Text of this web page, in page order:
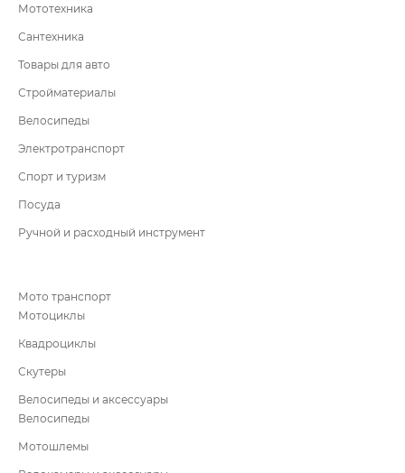
Мототехника
Сантехника
Товары для авто
Стройматериалы
Велосипеды
Электротранспорт
Спорт и туризм
Посуда
Ручной и расходный инструмент
Мото транспорт
Мотоциклы
Квадроциклы
Скутеры
Велосипеды и аксессуары
Велосипеды
Мотошлемы